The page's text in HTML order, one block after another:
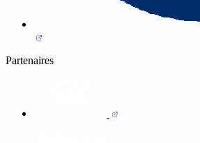
Partenaires